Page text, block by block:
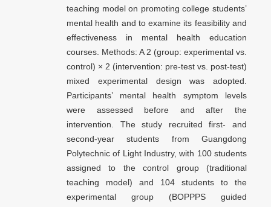
teaching model on promoting college students’
mental health and to examine its feasibility and
effectiveness in mental health education
courses. Methods: A 2 (group: experimental vs.
control) × 2 (intervention: pre-test vs. post-test)
mixed experimental design was adopted.
Participants’ mental health symptom levels
were assessed before and after the
intervention. The study recruited first- and
second-year students from Guangdong
Polytechnic of Light Industry, with 100 students
assigned to the control group (traditional
teaching model) and 104 students to the
experimental group (BOPPPS guided